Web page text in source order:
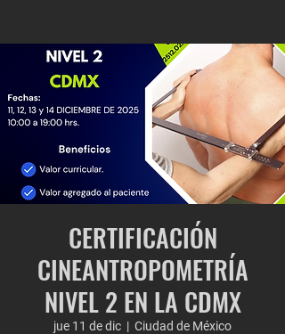
CERTIFICACIÓN
CINEANTROPOMETRÍA
NIVEL 2 EN LA CDMX
jue 11 de dic
  |
Ciudad de México